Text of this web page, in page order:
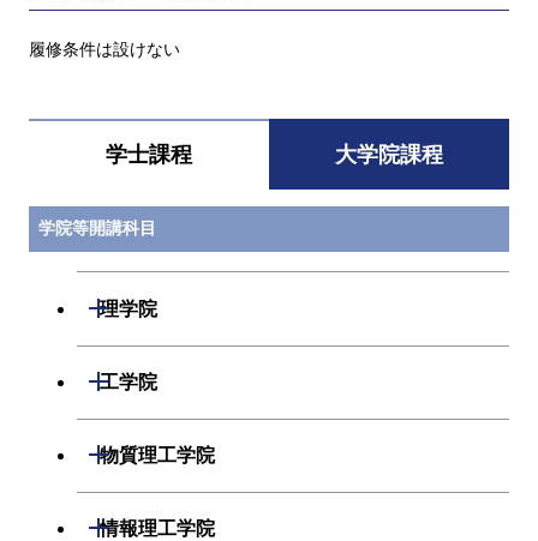
履修条件は設けない
学士課程 大学院課程
学院等開講科目
理学院
開閉
物理学コース
化学系
開閉
工学院
開閉
機械系
開閉
物質理工学院
開閉
材料系
開閉
情報理工学院
開閉